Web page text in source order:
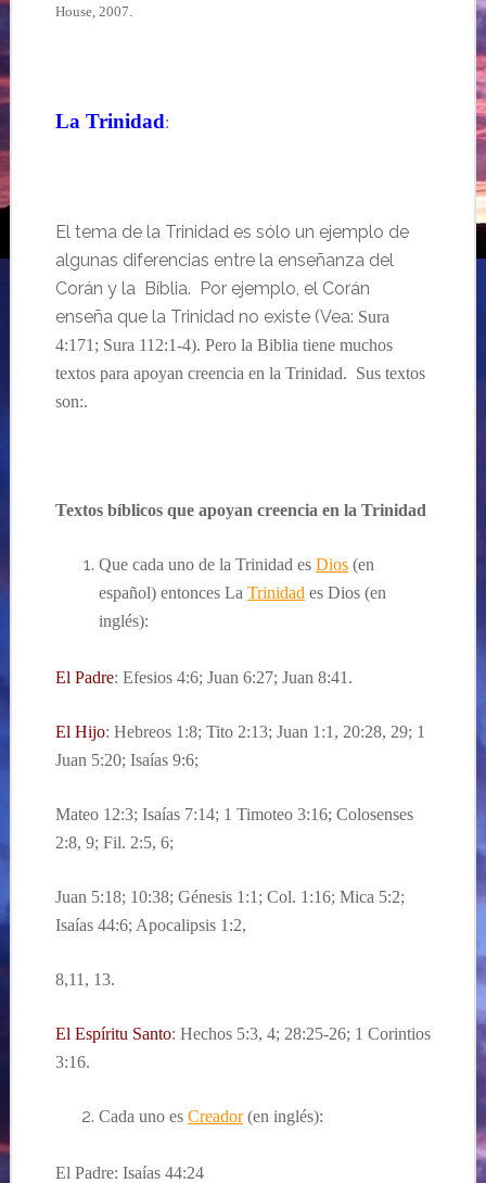
House, 2007.
La Trinidad:
El tema de la Trinidad es sólo un ejemplo de
algunas diferencias entre la enseñanza del
Corán y la Bíblia. Por ejemplo, el Corán
enseña que la Trinidad no existe (Vea: Sura
4:171; Sura 112:1-4). Pero la Biblia tiene muchos
textos para apoyan creencia en la Trinidad. Sus textos
son:.
Textos bíblicos que apoyan creencia en la Trinidad
Que cada uno de la Trinidad es Dios(en
español) entonces La Trinidad es Dios (en
inglés):
El Padre: Efesios 4:6; Juan 6:27; Juan 8:41.
El Hijo: Hebreos 1:8; Tito 2:13; Juan 1:1, 20:28, 29; 1
Juan 5:20; Isaías 9:6;
Mateo 12:3; Isaías 7:14; 1 Timoteo 3:16; Colosenses
2:8, 9; Fil. 2:5, 6;
Juan 5:18; 10:38; Génesis 1:1; Col. 1:16; Mica 5:2;
Isaías 44:6; Apocalipsis 1:2,
8,11, 13.
El Espíritu Santo: Hechos 5:3, 4; 28:25-26; 1 Corintios
3:16.
Cada uno es Creador(en inglés):
El Padre: Isaías 44:24